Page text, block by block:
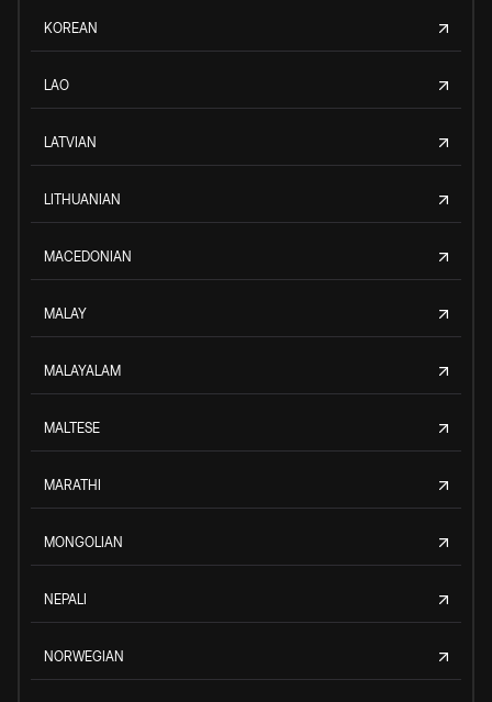
KOREAN
LAO
LATVIAN
LITHUANIAN
MACEDONIAN
MALAY
MALAYALAM
MALTESE
MARATHI
MONGOLIAN
NEPALI
NORWEGIAN